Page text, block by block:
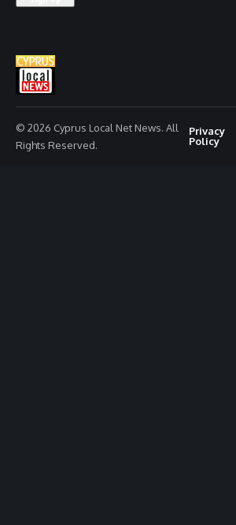
© 2026 Cyprus Local Net News. All
Rights Reserved.
Privacy
Policy